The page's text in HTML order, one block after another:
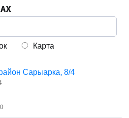
Карта
Сарыарка, 8/4